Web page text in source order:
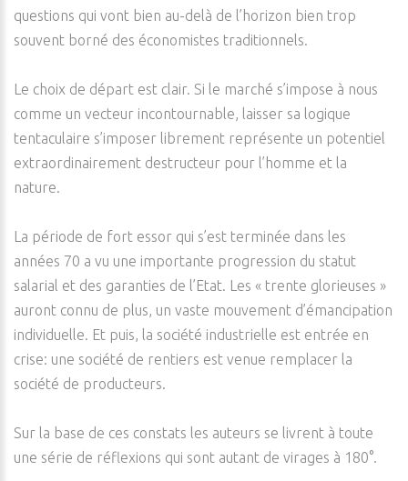
questions qui vont bien au-delà de l’horizon bien trop
souvent borné des économistes traditionnels.
Le choix de départ est clair. Si le marché s’impose à nous
comme un vecteur incontournable, laisser sa logique
tentaculaire s’imposer librement représente un potentiel
extraordinairement destructeur pour l’homme et la
nature.
La période de fort essor qui s’est terminée dans les
années 70 a vu une importante progression du statut
salarial et des garanties de l’Etat. Les « trente glorieuses »
auront connu de plus, un vaste mouvement d’émancipation
individuelle. Et puis, la société industrielle est entrée en
crise: une société de rentiers est venue remplacer la
société de producteurs.
Sur la base de ces constats les auteurs se livrent à toute
une série de réflexions qui sont autant de virages à 180°.